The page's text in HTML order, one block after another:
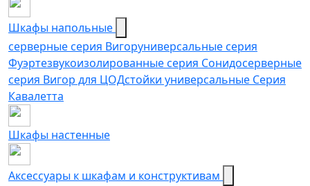
Шкафы напольные
серверные серия Вигоруниверсальные серия
Фуэртезвукоизолированные серия Сонидосерверные
серия Вигор для ЦОДстойки универсальные Серия
Кавалетта
Шкафы настенные
Аксессуары к шкафам и конструктивам